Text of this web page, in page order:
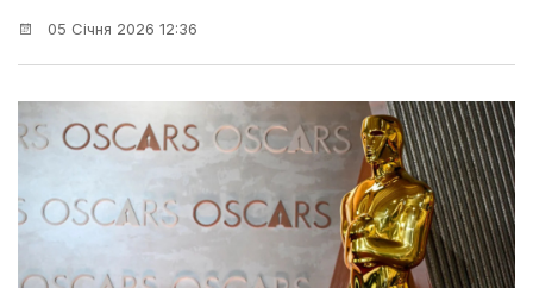
05 Січня 2026 12:36